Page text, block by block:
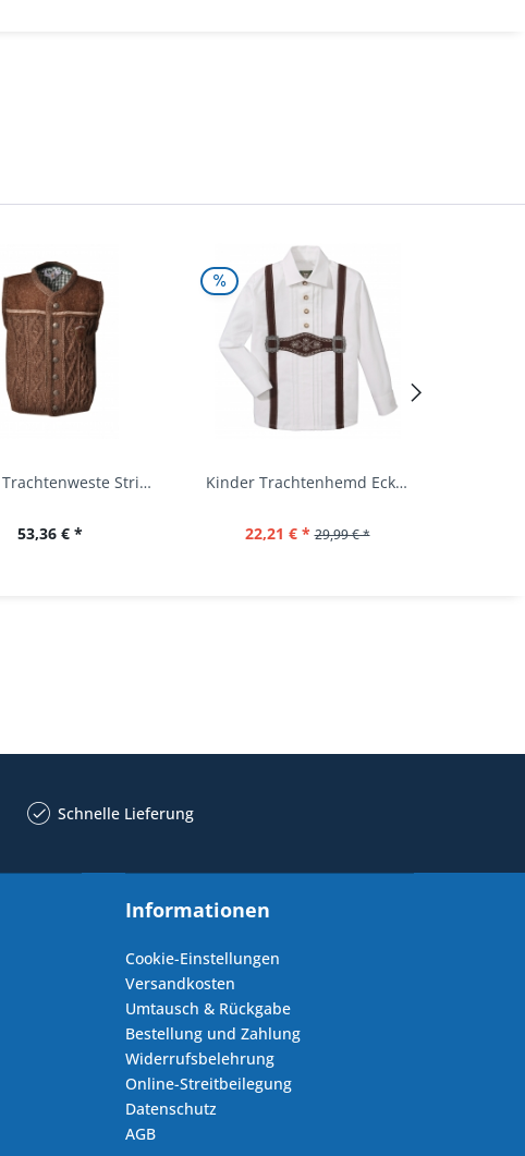
Kinder Trachtenweste Strickweste Schirmitz...
53,36 € *
Kinder Trachtenhemd Eckersdorf weiß lang...
22,21 € * 29,99 € *
Schnelle Lieferung
Informationen
Cookie-Einstellungen
Versandkosten
Umtausch & Rückgabe
Bestellung und Zahlung
Widerrufsbelehrung
Online-Streitbeilegung
Datenschutz
AGB